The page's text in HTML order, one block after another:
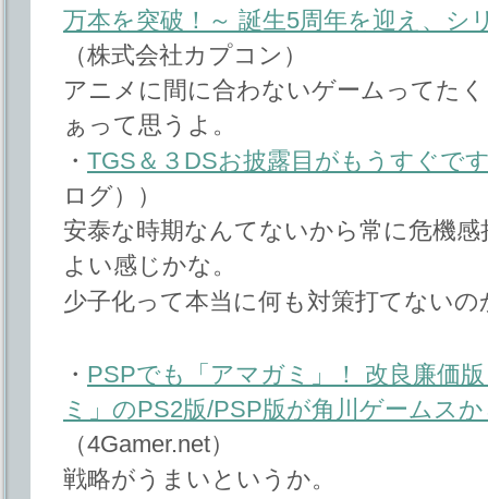
万本を突破！～ 誕生5周年を迎え、シ
（株式会社カプコン）
アニメに間に合わないゲームってた
ぁって思うよ。
・ TGS＆３DSお披露目がもうすぐで
ログ））
安泰な時期なんてないから常に危機
よい感じかな。
少子化って本当に何も対策打てないの
・ PSPでも「アマガミ」！ 改良廉価
ミ」のPS2版/PSP版が角川ゲームス
（4Gamer.net）
戦略がうまいというか。